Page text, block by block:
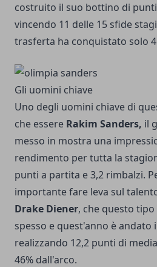
costruito il suo bottino di
vincendo 11 delle 15 sfide
trasferta ha conquistato solo 4
Gli uomini chiave
Uno degli uomini chiave di
che essere Rakim Sanders, il
messo in mostra una
rendimento per tutta la
punti a partita e 3,2 rimbalzi.
importante fare leva sul
Drake Diener, che questo
spesso e quest'anno è andato
realizzando 12,2 punti di
46% dall'arco.